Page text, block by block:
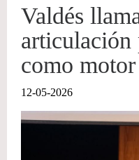
Valdés
articulación
como
12-05-2026